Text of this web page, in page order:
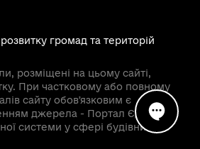
громад та територій
розміщені на цьому сайті,
При частковому або повному
сайту обовʼязковим є
джерела - Портал Єдиної
системи у сфері будівництва